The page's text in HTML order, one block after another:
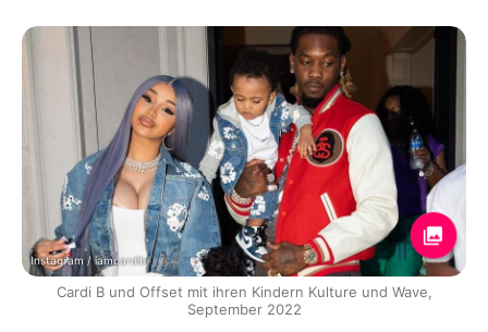
Instagram / iamcardib
Cardi B und Offset mit ihren Kindern Kulture und Wave,
September 2022